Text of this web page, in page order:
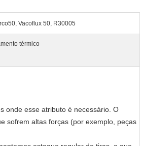
Vacoflux 50, R30005
térmico
onde esse atributo é necessário. O
sofrem altas forças (por exemplo, peças